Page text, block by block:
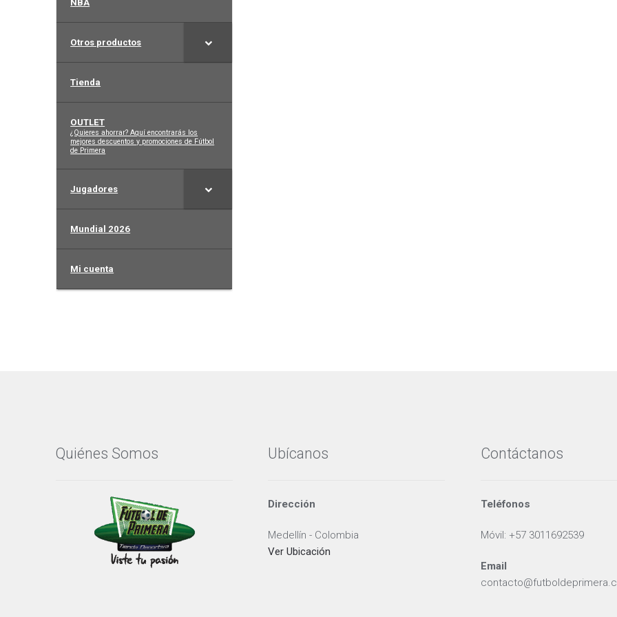
NBA
Otros productos
Tienda
OUTLET
–
¿Quieres ahorrar? Aquí encontrarás los
mejores descuentos y promociones de Fútbol
de Primera
Jugadores
Mundial 2026
Mi cuenta
Quiénes Somos Ubícanos
Dirección
Medellín - Colombia
Ver Ubicación
Contáctanos
Teléfonos
Móvil: +57 3011692539
Email